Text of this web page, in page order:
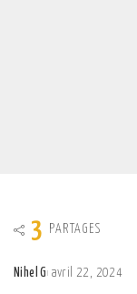
3 PARTAGES
Nihel G avril 22, 2024